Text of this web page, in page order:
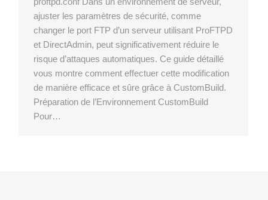
ajuster les paramètres de sécurité, comme
changer le port FTP d’un serveur utilisant ProFTPD
et DirectAdmin, peut significativement réduire le
risque d’attaques automatiques. Ce guide détaillé
vous montre comment effectuer cette modification
de manière efficace et sûre grâce à CustomBuild.
Préparation de l’Environnement CustomBuild
Pour…